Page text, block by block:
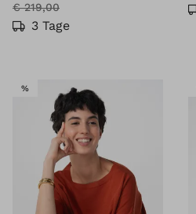
€ 219,00
3 Tage
%SALE